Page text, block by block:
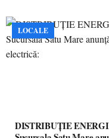
LOCALE
DISTRIBUȚIE